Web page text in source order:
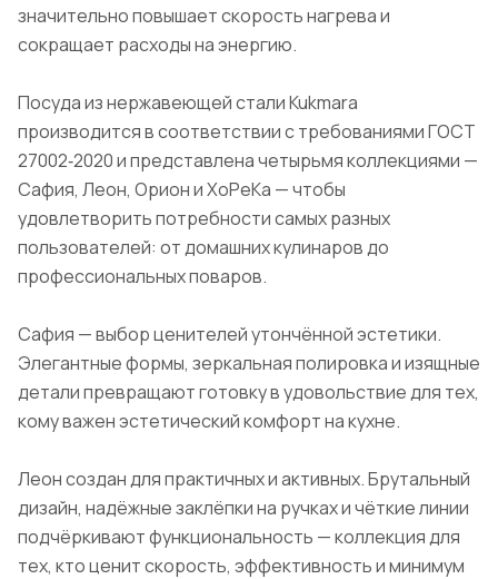
значительно повышает скорость нагрева и
сокращает расходы на энергию.
Посуда из нержавеющей стали Kukmara
производится в соответствии с требованиями ГОСТ
27002‑2020 и представлена четырьмя коллекциями —
Сафия, Леон, Орион и ХоРеКа — чтобы
удовлетворить потребности самых разных
пользователей: от домашних кулинаров до
профессиональных поваров.
Сафия — выбор ценителей утончённой эстетики.
Элегантные формы, зеркальная полировка и изящные
детали превращают готовку в удовольствие для тех,
кому важен эстетический комфорт на кухне.
Леон создан для практичных и активных. Брутальный
дизайн, надёжные заклёпки на ручках и чёткие линии
подчёркивают функциональность — коллекция для
тех, кто ценит скорость, эффективность и минимум